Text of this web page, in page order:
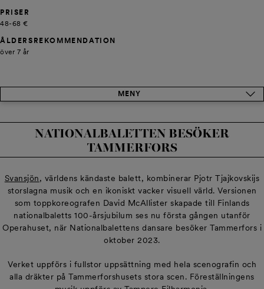
PRISER
48-68 €
ÅLDERS­REKOMMENDATION
över 7 år
MENY
NATIONALBALETTEN BESÖKER
TAMMERFORS
Svansjön, världens kändaste balett, kombinerar Pjotr Tjajkovskijs
storslagna musik och en ikoniskt vacker visuell värld. Versionen
som toppkoreografen David McAllister skapade till Finlands
nationalbaletts 100-årsjubilum ses nu första gången utanför
Operahuset, när Nationalbalettens dansare besöker Tammerfors i
oktober 2023.
Verket uppförs i fullstor uppsättning med hela scenografin och
alla dräkter på Tammerforshusets stora scen. Föreställningens